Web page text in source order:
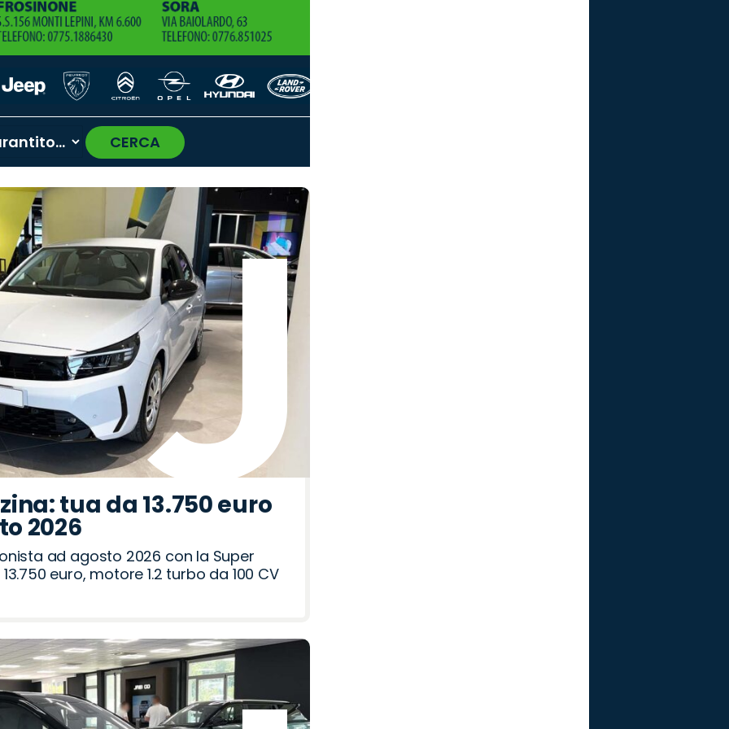
CERCA
›
tua da 13.750 euro
2026
ad agosto 2026 con la Super
euro, motore 1.2 turbo da 100 CV